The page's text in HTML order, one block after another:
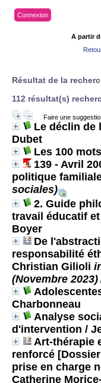
Connexion
A partir
Résultat de la
112 résultat(s)
Faire une
Le déclin de
Dubet
Les 100
139 - Avril
politique
sociales)
2. Guide
travail éducatif
Boyer
De
responsabilité
Christian Gilioli
(Novembre 2023)
Charbonneau
Analyse
d'intervention /
Art-thérapie
renforcé
prise en charge
Catherine